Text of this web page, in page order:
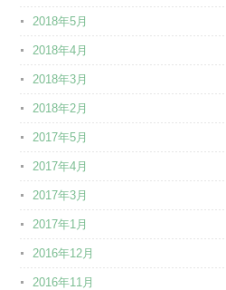
2018年5月
2018年4月
2018年3月
2018年2月
2017年5月
2017年4月
2017年3月
2017年1月
2016年12月
2016年11月